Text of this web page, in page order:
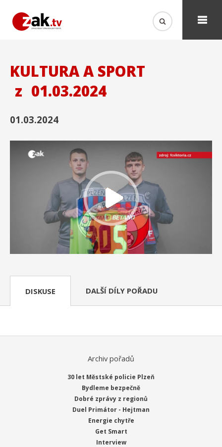
KULTURA A SPORT
z 01.03.2024
01.03.2024
DISKUSE DALŠÍ DÍLY POŘADU
Archiv pořadů
30 let Městské policie Plzeň
Bydleme bezpečně
Dobré zprávy z regionů
Duel Primátor - Hejtman
Energie chytře
Get Smart
Interview